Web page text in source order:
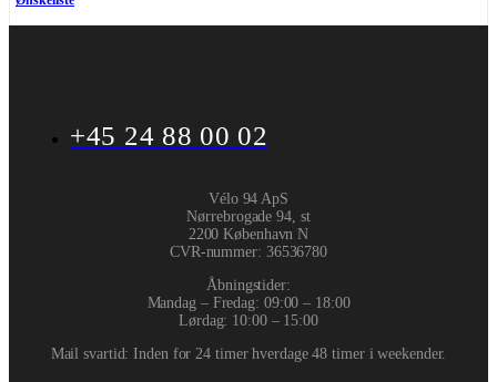
+45 24 88 00 02
Vélo 94 ApS
Nørrebrogade 94, st
2200 København N
CVR-nummer: 36536780
Åbningstider:
Mandag – Fredag: 09:00 – 18:00
Lørdag: 10:00 – 15:00
Mail svartid: Inden for 24 timer hverdage 48 timer i weekender.